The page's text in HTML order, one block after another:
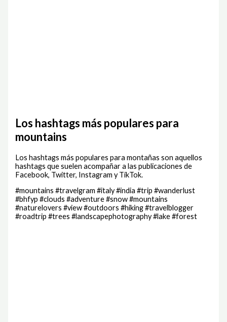
Los hashtags más populares para
mountains
Los hashtags más populares para montañas son aquellos
hashtags que suelen acompañar a las publicaciones de
Facebook, Twitter, Instagram y TikTok.
#mountains #travelgram #italy #india #trip #wanderlust
#bhfyp #clouds #adventure #snow #mountains
#naturelovers #view #outdoors #hiking #travelblogger
#roadtrip #trees #landscapephotography #lake #forest